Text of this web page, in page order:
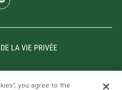
LA VIE PRIVÉE
you agree to the